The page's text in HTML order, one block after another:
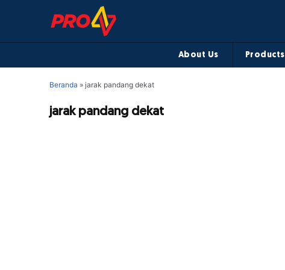
About Us Products
Beranda » jarak pandang dekat
jarak pandang dekat